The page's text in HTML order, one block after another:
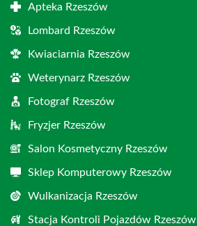
Apteka Rzeszów
Lombard Rzeszów
Kwiaciarnia Rzeszów
Weterynarz Rzeszów
Fotograf Rzeszów
Fryzjer Rzeszów
Salon Kosmetyczny Rzeszów
Sklep Komputerowy Rzeszów
Wulkanizacja Rzeszów
Stacja Kontroli Pojazdów Rzeszów